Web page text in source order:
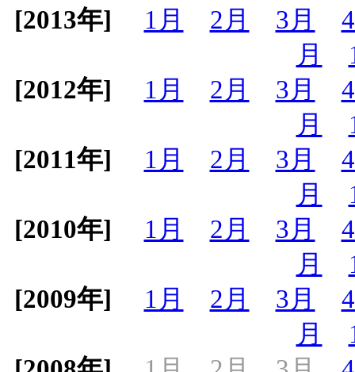
[2013年]
1月 2月 3月
月
[2012年]
1月 2月 3月
月
[2011年]
1月 2月 3月
月
[2010年]
1月 2月 3月
月
[2009年]
1月 2月 3月
月